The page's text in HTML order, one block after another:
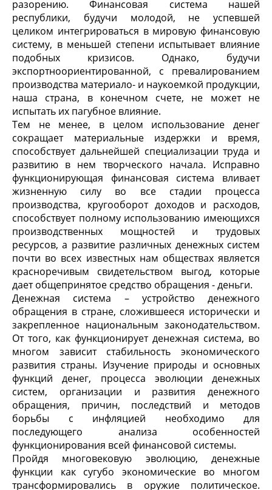
разорению. Финансовая система нашей
республики, будучи молодой, не успевшей
целиком интегрироваться в мировую финансовую
систему, в меньшей степени испытывает влияние
подобных кризисов. Однако, будучи
экспортноориентированной, с превалированием
производства материало- и наукоемкой продукции,
наша страна, в конечном счете, не может не
испытать их пагубное влияние.
Тем не менее, в целом использование денег
сокращает материальные издержки и время,
способствует дальнейшей специализации труда и
развитию в нем творческого начала. Исправно
функционирующая финансовая система вливает
жизненную силу во все стадии процесса
производства, кругооборот доходов и расходов,
способствует полному использованию имеющихся
производственных мощностей и трудовых
ресурсов, а развитие различных денежных систем
почти во всех известных нам обществах является
красноречивым свидетельством выгод, которые
дает общепринятое средство обращения - деньги.
Денежная система – устройство денежного
обращения в стране, сложившееся исторически и
закрепленное национальным законодательством.
От того, как функционирует денежная система, во
многом зависит стабильность экономического
развития страны. Изучение природы и основных
функций денег, процесса эволюции денежных
систем, организации и развития денежного
обращения, причин, последствий и методов
борьбы с инфляцией необходимо для
последующего анализа особенностей
функционирования всей финансовой системы.
Пройдя многовековую эволюцию, денежные
функции как сугубо экономические во многом
трансформировались в оружие политическое.